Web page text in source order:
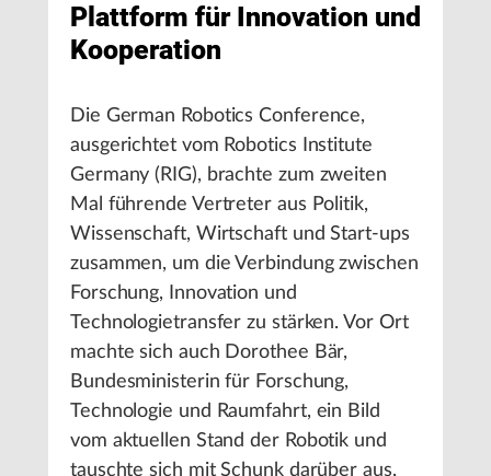
Plattform für Innovation und
Kooperation
Die German Robotics Conference,
ausgerichtet vom Robotics Institute
Germany (RIG), brachte zum zweiten
Mal führende Vertreter aus Politik,
Wissenschaft, Wirtschaft und Start-ups
zusammen, um die Verbindung zwischen
Forschung, Innovation und
Technologietransfer zu stärken. Vor Ort
machte sich auch Dorothee Bär,
Bundesministerin für Forschung,
Technologie und Raumfahrt, ein Bild
vom aktuellen Stand der Robotik und
tauschte sich mit Schunk darüber aus,